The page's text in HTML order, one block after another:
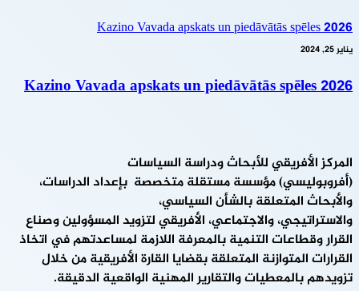
Kazino Vavada apskats un piedāvātās spēles 2026
يناير 25, 2024
Kazino Vavada apskats un piedāvātās spēles 2026
المركز الأفريقي للأبحاث ودراسة السياسات
(أفروبوليسي) مؤسسة مستقلة متخصصة بإعداد الدراسات،
والأبحاث المتعلقة بالشأن السياسي،
والاستراتيجي، والاجتماعي، الأفريقي لتزويد المسؤولين وصناع
القرار وقطاعات التنمية بالمعرفة اللازمة لمساعدتهم في اتخاذ
القرارات المتوازنة المتعلقة بقضايا القارة الأفريقية من خلال
تزويدهم بالمعطيات والتقارير المهنية الواقعية الدقيقة.